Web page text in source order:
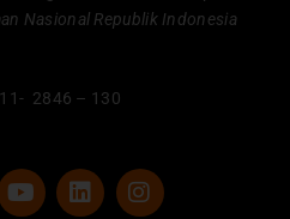
Nasional Republik Indonesia
2846 – 130
Y
o
L
i
I
n